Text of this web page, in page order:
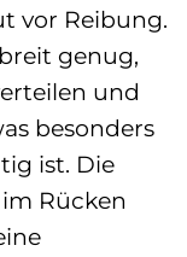
vor Reibung.
genug,
und
besonders
ist. Die
Rücken